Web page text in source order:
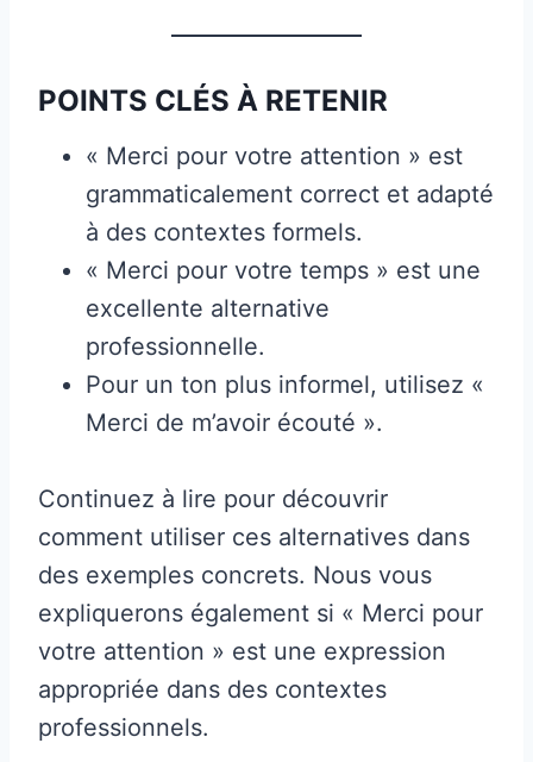
POINTS CLÉS À RETENIR
« Merci pour votre attention » est
grammaticalement correct et adapté
à des contextes formels.
« Merci pour votre temps » est une
excellente alternative
professionnelle.
Pour un ton plus informel, utilisez «
Merci de m’avoir écouté ».
Continuez à lire pour découvrir
comment utiliser ces alternatives dans
des exemples concrets. Nous vous
expliquerons également si « Merci pour
votre attention » est une expression
appropriée dans des contextes
professionnels.